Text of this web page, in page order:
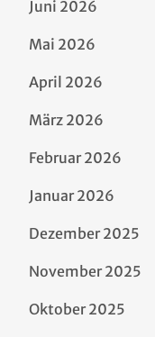
Juni 2026
Mai 2026
April 2026
März 2026
Februar 2026
Januar 2026
Dezember 2025
November 2025
Oktober 2025